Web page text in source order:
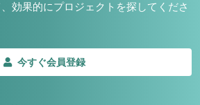
効果的にプロジェクトを探してくださ
今すぐ会員登録